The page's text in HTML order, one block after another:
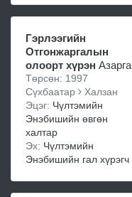
Гэрлээгийн
Отгонжаргалын
олоорт хүрэн Азарга
Төрсөн: 1997
Сүхбаатар
Халзан
Эцэг: Чүлтэмийн
Энэбишийн өвгөн
халтар
Эх: Чүлтэмийн
Энэбишийн гал хүрэгч